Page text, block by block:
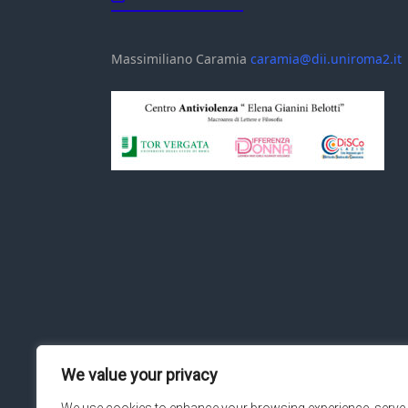
We value your privacy
Massimiliano Caramia caramia@dii.uniroma2.it